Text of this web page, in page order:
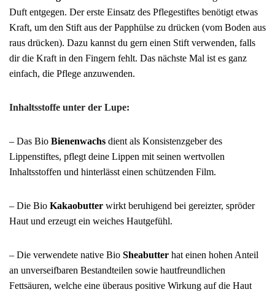
Duft entgegen. Der erste Einsatz des Pflegestiftes benötigt etwas
Kraft, um den Stift aus der Papphülse zu drücken (vom Boden aus
raus drücken). Dazu kannst du gern einen Stift verwenden, falls
dir die Kraft in den Fingern fehlt. Das nächste Mal ist es ganz
einfach, die Pflege anzuwenden.
Inhaltsstoffe unter der Lupe:
– Das Bio Bienenwachs dient als Konsistenzgeber des
Lippenstiftes, pflegt deine Lippen mit seinen wertvollen
Inhaltsstoffen und hinterlässt einen schützenden Film.
– Die Bio Kakaobutter wirkt beruhigend bei gereizter, spröder
Haut und erzeugt ein weiches Hautgefühl.
– Die verwendete native Bio Sheabutter hat einen hohen Anteil
an unverseifbaren Bestandteilen sowie hautfreundlichen
Fettsäuren, welche eine überaus positive Wirkung auf die Haut